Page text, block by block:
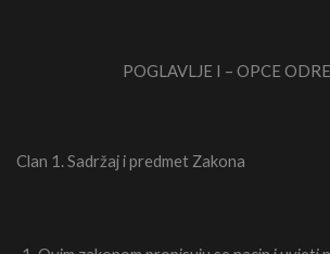
POGLAVLJE I – OPCE
Clan 1. Sadržaj i predmet Zakona